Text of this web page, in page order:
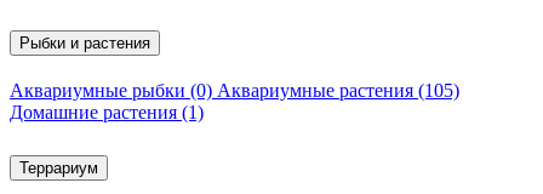
Рыбки и растения
Аквариумные рыбки (0) Аквариумные растения (105)
Домашние растения (1)
Террариум